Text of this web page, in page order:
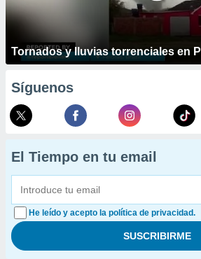
Tornados y lluvias torrenciales en
Síguenos
El Tiempo en tu email
He leído y acepto la política de privacidad.